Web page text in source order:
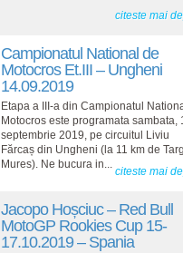
citeste mai
Campionatul National de
Motocros Et.III – Ungheni
14.09.2019
Etapa a III-a din Campionatul
Motocros este programata sambata,
septembrie 2019, pe circuitul Liviu
Fărcaș din Ungheni (la 11 km de
Mures). Ne bucura in...
citeste mai
Jacopo Hoșciuc – Red Bull
MotoGP Rookies Cup 15-
17.10.2019 – Spania